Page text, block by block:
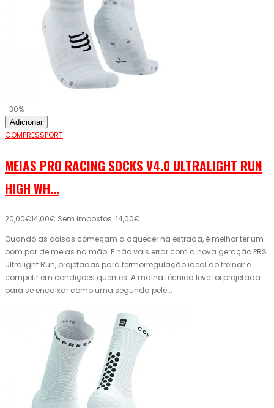
-30%
Adicionar
COMPRESSPORT
MEIAS PRO RACING SOCKS V4.0 ULTRALIGHT RUN
HIGH WH...
20,00€14,00€ Sem impostos: 14,00€
Quando as coisas começam a aquecer na estrada, é melhor ter um
bom par de meias na mão. E não vais errar com a nova geração PRS
Ultralight Run, projetadas para termorregulação ideal ao treinar e
competir em condições quentes. A malha técnica leve foi projetada
para se encaixar como uma segunda pele...